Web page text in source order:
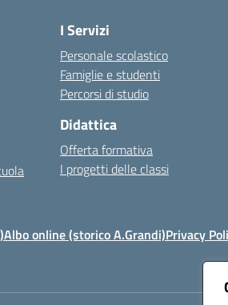
I Servizi
Personale scolastico
Famiglie e studenti
Percorsi di studio
Didattica
Offerta formativa
I progetti delle classi
Albo online (storico A.Grandi)Privacy